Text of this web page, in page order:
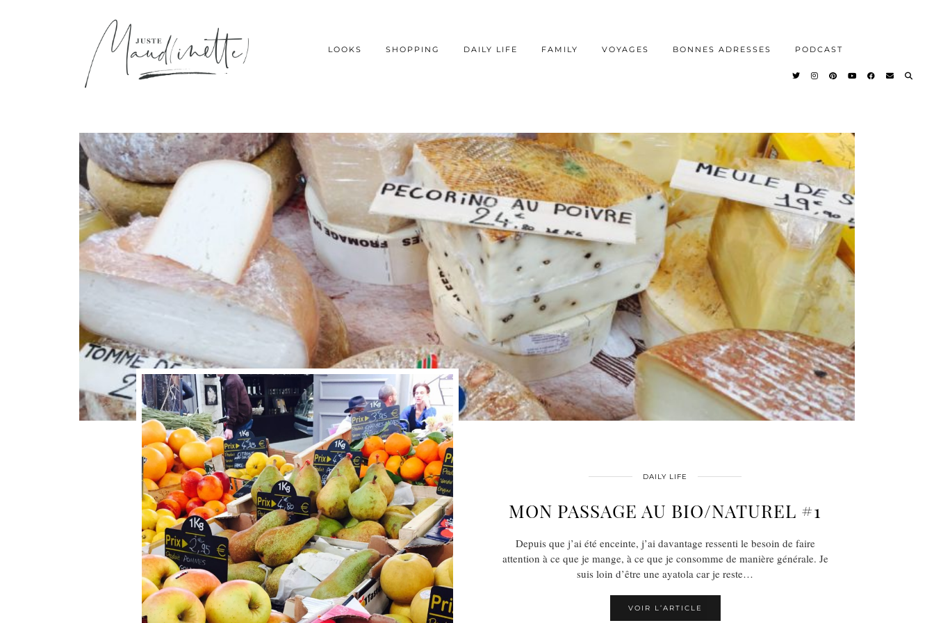
LOOKS SHOPPING DAILY LIFE FAMILY VOYAGES BONNES ADRESSES PODCAST
DAILY LIFE
MON PASSAGE AU BIO/NATUREL #1
Depuis que j’ai été enceinte, j’ai davantage ressenti le besoin de faire
attention à ce que je mange, à ce que je consomme de manière générale. Je
suis loin d’être une ayatola car je reste…
VOIR L’ARTICLE